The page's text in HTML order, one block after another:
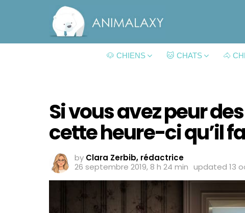
🐶 CHIENS 🐱 CHATS 🐴
Si vous avez peur
cette heure-ci qu’il
by Clara Zerbib, rédactrice
26 septembre 2019, 8 h 24 min updated 13